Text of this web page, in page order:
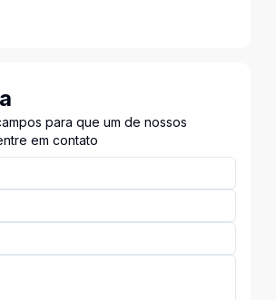
para que um de nossos
em contato